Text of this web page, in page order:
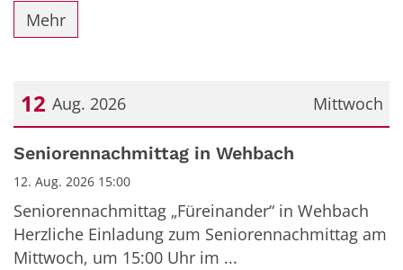
Mehr
Mittwoch
12 Aug. 2026
Datum: 12. August 2026
Seniorennachmittag in Wehbach
12. Aug. 2026 15:00
Seniorennachmittag „Füreinander“ in Wehbach
Herzliche Einladung zum Seniorennachmittag am
Mittwoch, um 15:00 Uhr im ...